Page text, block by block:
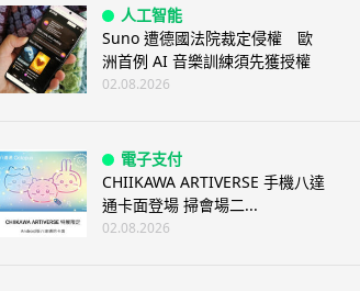
人工智能
Suno 遭德國法院裁定侵權 歐
洲首例 AI 音樂訓練須先獲授權
02.08.2026
電子支付
CHIIKAWA ARTIVERSE 手機八達
通卡面登場 掃會場二...
02.08.2026